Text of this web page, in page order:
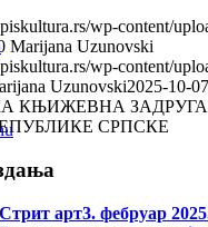
wp-content/
Marijana Uzunovski
wp-content/
Uzunovski2025-10-
КЊИЖЕВНА
СРПСКЕ
Стрит арт3. фебруар